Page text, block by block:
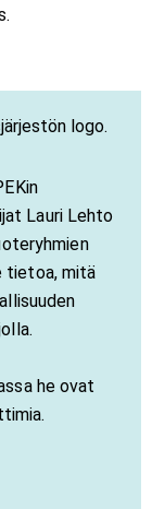
Lauri Lehto
tietoa, mitä
he ovat